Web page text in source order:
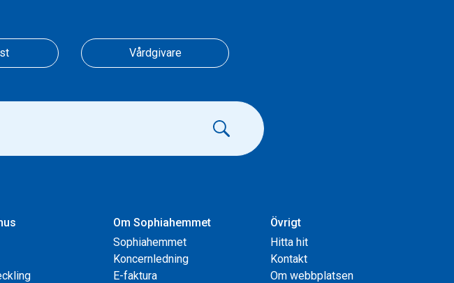
Vårdgivare
Om Sophiahemmet
Sophiahemmet
Koncernledning
E-faktura
Övrigt
Hitta hit
Kontakt
Om webbplatsen